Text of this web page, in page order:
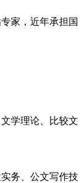
家，近年承担国
学理论、比较文
务、公文写作技